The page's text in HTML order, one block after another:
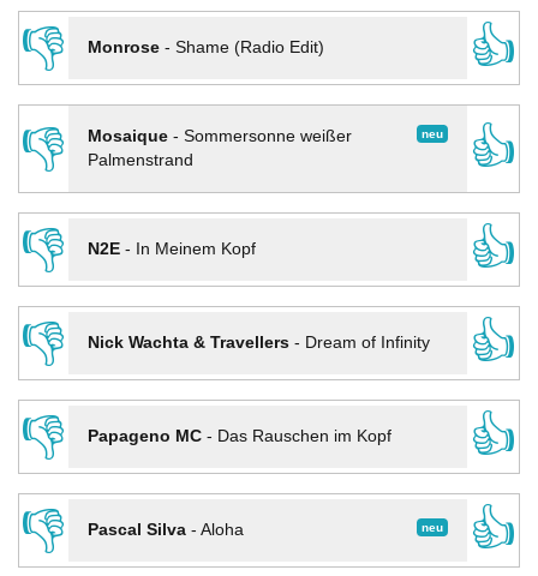
👎
Monrose- Shame (Radio Edit)
👍
👎
neu
Mosaique- Sommersonne weißer
Palmenstrand
👍
👎
N2E- In Meinem Kopf
👍
👎
Nick Wachta & Travellers- Dream of Infinity
👍
👎
Papageno MC- Das Rauschen im Kopf
👍
👎
neu
Pascal Silva- Aloha
👍